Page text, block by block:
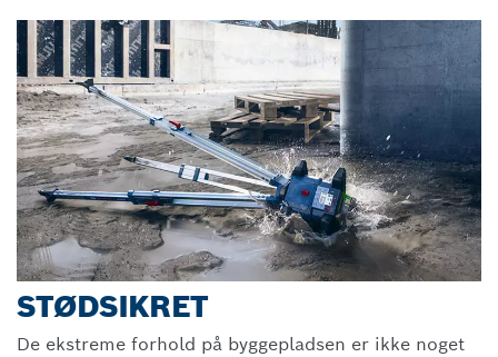
STØDSIKRET
De ekstreme forhold på byggepladsen er ikke noget